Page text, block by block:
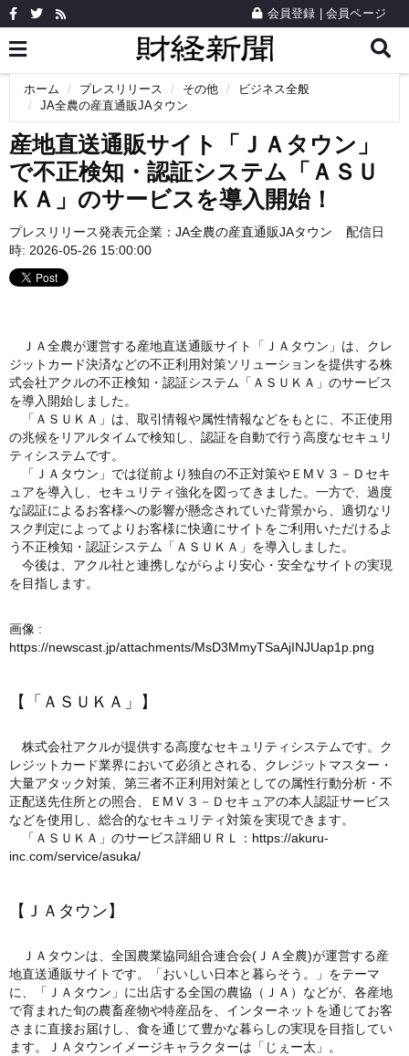
会員登録 会員ページ
ホーム プレスリリース その他
ビジネス全般
JA全農の産直通販JAタウン
産地直送通販サイト「ＪＡタウン」
で不正検知・認証システム「ＡＳＵ
ＫＡ」のサービスを導入開始！
プレスリリース発表元企業： JA全農の産直通販JAタウン
配信日
時: 2026-05-26 15:00:00
ＪＡ全農が運営する産地直送通販サイト「ＪＡタウン」は、クレ
ジットカード決済などの不正利用対策ソリューションを提供する株
式会社アクルの不正検知・認証システム「ＡＳＵＫＡ」のサービス
を導入開始しました。
「ＡＳＵＫＡ」は、取引情報や属性情報などをもとに、不正使用
の兆候をリアルタイムで検知し、認証を自動で行う高度なセキュリ
ティシステムです。
「ＪＡタウン」では従前より独自の不正対策やＥМＶ３－Ｄセキ
ュアを導入し、セキュリティ強化を図ってきました。一方で、過度
な認証によるお客様への影響が懸念されていた背景から、適切なリ
スク判定によってよりお客様に快適にサイトをご利用いただけるよ
う不正検知・認証システム「ＡＳＵＫＡ」を導入しました。
今後は、アクル社と連携しながらより安心・安全なサイトの実現
を目指します。
画像 :
https://newscast.jp/attachments/MsD3MmyTSaAjINJUap1p.png
【「ＡＳＵＫＡ」】
株式会社アクルが提供する高度なセキュリティシステムです。ク
レジットカード業界において必須とされる、クレジットマスター・
大量アタック対策、第三者不正利用対策としての属性行動分析・不
正配送先住所との照合、ＥМＶ３－Ｄセキュアの本人認証サービス
などを使用し、総合的なセキュリティ対策を実現できます。
「ＡＳＵＫＡ」のサービス詳細ＵＲＬ： https://akuru-
inc.com/service/asuka/
【ＪＡタウン】
ＪＡタウンは、全国農業協同組合連合会(ＪＡ全農)が運営する産
地直送通販サイトです。「おいしい日本と暮らそう。」をテーマ
に、「ＪＡタウン」に出店する全国の農協（ＪＡ）などが、各産地
で育まれた旬の農畜産物や特産品を、インターネットを通じてお客
さまに直接お届けし、食を通じて豊かな暮らしの実現を目指してい
ます。ＪＡタウンイメージキャラクターは「じぇー太」。